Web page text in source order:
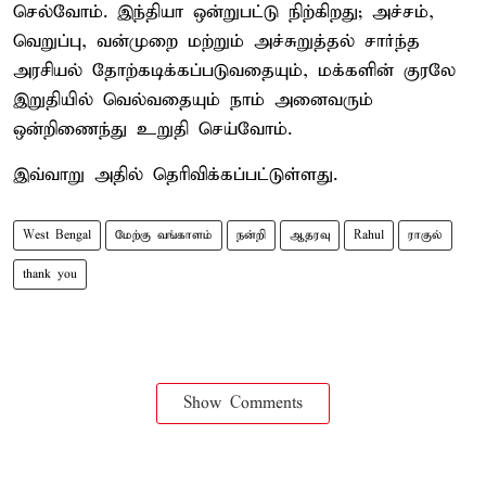
செல்வோம். இந்தியா ஒன்றுபட்டு நிற்கிறது; அச்சம்,
வெறுப்பு, வன்முறை மற்றும் அச்சுறுத்தல் சார்ந்த
அரசியல் தோற்கடிக்கப்படுவதையும், மக்களின் குரலே
இறுதியில் வெல்வதையும் நாம் அனைவரும்
ஒன்றிணைந்து உறுதி செய்வோம்.
இவ்வாறு அதில் தெரிவிக்கப்பட்டுள்ளது.
West Bengal மேற்கு வங்காளம் நன்றி ஆதரவு Rahul ராகுல்
thank you
Show Comments